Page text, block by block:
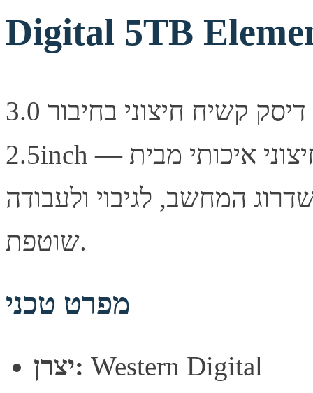
Digital 5TB
דיסק קשיח חיצוני בחיבור 3.0 Western Digital 5TB Elements
2.5inch — דיסק קשיח חיצוני איכותי מבית Western Digital.
המחשב, לגיבוי ולעבודה
שוטפת.
מפרט טכני
יצרן: Western Digital